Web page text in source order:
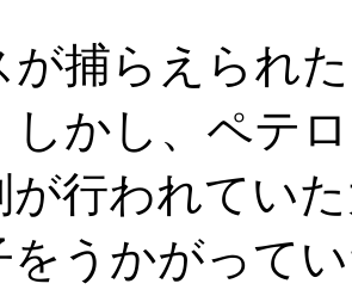
捕らえられ
しかし、ペテ
が行われてい
をうかがって